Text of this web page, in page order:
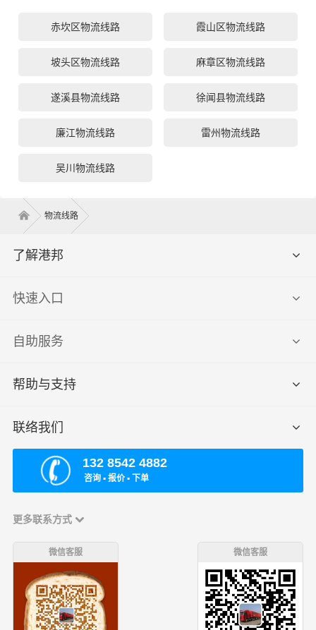
赤坎区物流线路 霞山区物流线路
坡头区物流线路 麻章区物流线路
遂溪县物流线路 徐闻县物流线路
廉江物流线路 雷州物流线路
吴川物流线路
物流线路
了解港邦
快速入口
自助服务
帮助与支持
联络我们
132 8542 4882
咨询 ▪ 报价 ▪ 下单
更多联系方式
微信客服 微信客服